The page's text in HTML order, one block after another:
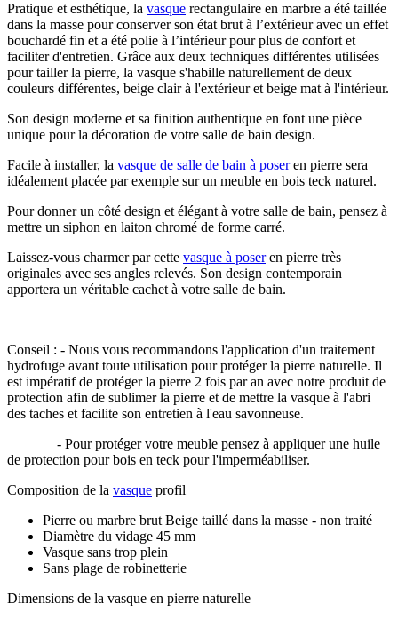
Pratique et esthétique, la vasque rectangulaire en marbre a été taillée
dans la masse pour conserver son état brut à l’extérieur avec un effet
bouchardé fin et a été polie à l’intérieur pour plus de confort et
faciliter d'entretien. Grâce aux deux techniques différentes utilisées
pour tailler la pierre, la vasque s'habille naturellement de deux
couleurs différentes, beige clair à l'extérieur et beige mat à l'intérieur.
Son design moderne et sa finition authentique en font une pièce
unique pour la décoration de votre salle de bain design.
Facile à installer, la vasque de salle de bain à poseren pierre sera
idéalement placée par exemple sur un meuble en bois teck naturel.
Pour donner un côté design et élégant à votre salle de bain, pensez à
mettre un siphon en laiton chromé de forme carré.
Laissez-vous charmer par cette vasque à poseren pierre très
originales avec ses angles relevés. Son design contemporain
apportera un véritable cachet à votre salle de bain.
Conseil : - Nous vous recommandons l'application d'un traitement
hydrofuge avant toute utilisation pour protéger la pierre naturelle. Il
est impératif de protéger la pierre 2 fois par an avec notre produit de
protection afin de sublimer la pierre et de mettre la vasque à l'abri
des taches et facilite son entretien à l'eau savonneuse.
- Pour protéger votre meuble pensez à appliquer une huile
de protection pour bois en teck pour l'imperméabiliser.
Composition de la vasque profil
Pierre ou marbre brut Beige taillé dans la masse - non traité
Diamètre du vidage 45 mm
Vasque sans trop plein
Sans plage de robinetterie
Dimensions de la vasque en pierre naturelle